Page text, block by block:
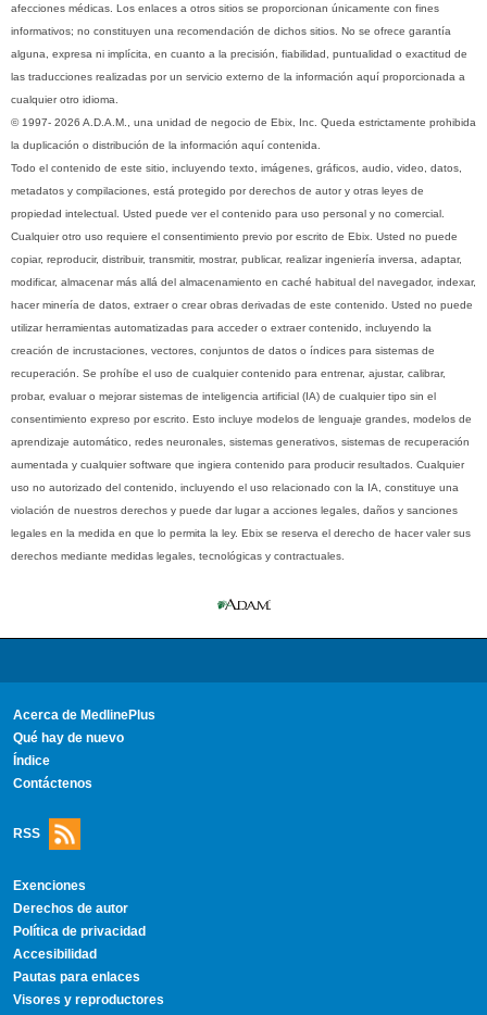
afecciones médicas. Los enlaces a otros sitios se proporcionan únicamente con fines
informativos; no constituyen una recomendación de dichos sitios. No se ofrece garantía
alguna, expresa ni implícita, en cuanto a la precisión, fiabilidad, puntualidad o exactitud de
las traducciones realizadas por un servicio externo de la información aquí proporcionada a
cualquier otro idioma.
© 1997- 2026 A.D.A.M., una unidad de negocio de Ebix, Inc. Queda estrictamente prohibida
la duplicación o distribución de la información aquí contenida.
Todo el contenido de este sitio, incluyendo texto, imágenes, gráficos, audio, video, datos,
metadatos y compilaciones, está protegido por derechos de autor y otras leyes de
propiedad intelectual. Usted puede ver el contenido para uso personal y no comercial.
Cualquier otro uso requiere el consentimiento previo por escrito de Ebix. Usted no puede
copiar, reproducir, distribuir, transmitir, mostrar, publicar, realizar ingeniería inversa, adaptar,
modificar, almacenar más allá del almacenamiento en caché habitual del navegador, indexar,
hacer minería de datos, extraer o crear obras derivadas de este contenido. Usted no puede
utilizar herramientas automatizadas para acceder o extraer contenido, incluyendo la
creación de incrustaciones, vectores, conjuntos de datos o índices para sistemas de
recuperación. Se prohíbe el uso de cualquier contenido para entrenar, ajustar, calibrar,
probar, evaluar o mejorar sistemas de inteligencia artificial (IA) de cualquier tipo sin el
consentimiento expreso por escrito. Esto incluye modelos de lenguaje grandes, modelos de
aprendizaje automático, redes neuronales, sistemas generativos, sistemas de recuperación
aumentada y cualquier software que ingiera contenido para producir resultados. Cualquier
uso no autorizado del contenido, incluyendo el uso relacionado con la IA, constituye una
violación de nuestros derechos y puede dar lugar a acciones legales, daños y sanciones
legales en la medida en que lo permita la ley. Ebix se reserva el derecho de hacer valer sus
derechos mediante medidas legales, tecnológicas y contractuales.
Acerca de MedlinePlus
Qué hay de nuevo
Índice
Contáctenos
RSS
Exenciones
Derechos de autor
Política de privacidad
Accesibilidad
Pautas para enlaces
Visores y reproductores